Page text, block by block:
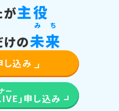
が主役
の未
み
来
ち
し込み
ー
」申し込み